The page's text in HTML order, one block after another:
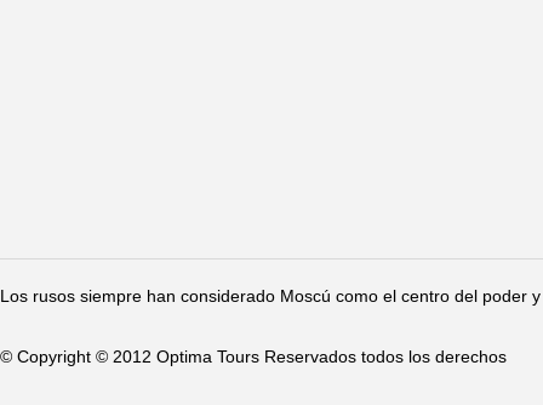
Los rusos siempre han considerado Moscú como el centro del poder
© Copyright © 2012 Optima Tours Reservados todos los derechos